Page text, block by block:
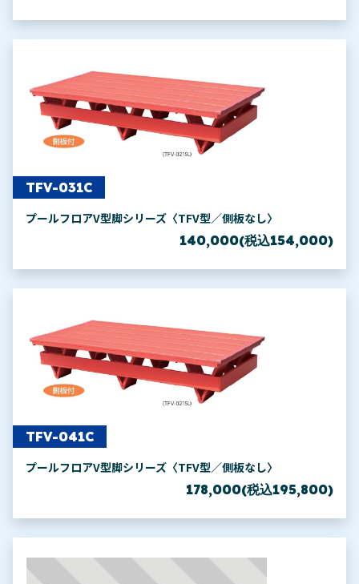
TFV-031C
プールフロアV型脚シリーズ〈TFV型／側板なし〉
140,000(税込154,000)
TFV-041C
プールフロアV型脚シリーズ〈TFV型／側板なし〉
178,000(税込195,800)